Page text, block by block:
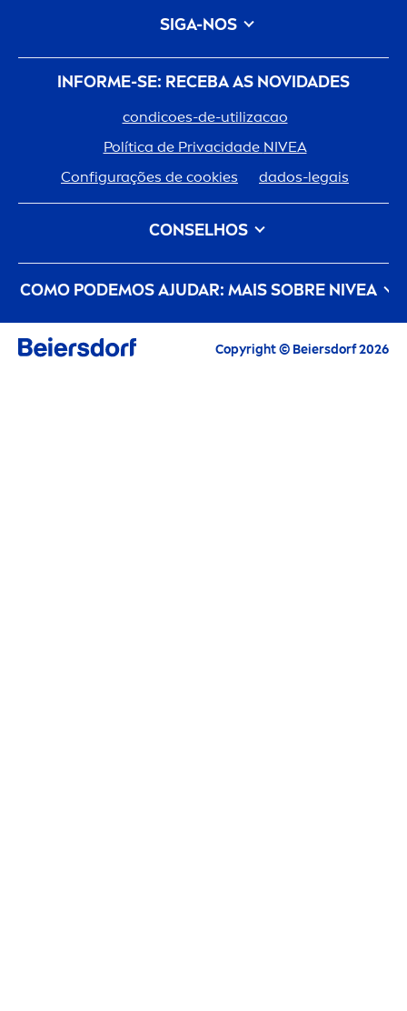
INFORME-SE: RECEBA AS NOVIDADES
condicoes-de-utilizacao
Política de Privacidade NIVEA
Configurações de cookies
dados-legais
CONSELHOS
Tipo de Cabelo
Tipo de Pele
Cuidado Do Cabelo
Cuidado da Pele
COMO PODEMOS AJUDAR: MAIS SOBRE NIVEA
um-creme-com-historia
Carreiras
O cuidado de pele que zela pelo planeta
SIGA-NOS
Copyright © Beiersdorf 2026